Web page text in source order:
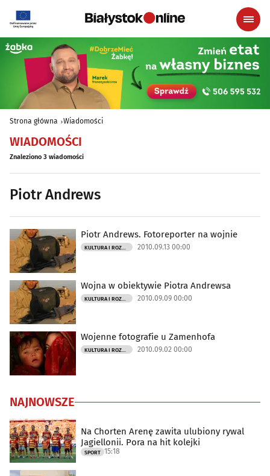
Strona główna Wiadomości
WIADOMOŚCI
Znaleziono 3 wiadomości
Piotr Andrews
Piotr Andrews. Fotoreporter na wojnie
KULTURA I ROZRYWKA 2010.09.13 00:00
Wojna w obiektywie Piotra Andrewsa
KULTURA I ROZRYWKA 2010.09.09 00:00
Wojenne fotografie u Zamenhofa
KULTURA I ROZRYWKA 2010.09.02 00:00
NAJNOWSZE
Na Chorten Arenę zawita ulubiony rywal
Jagiellonii. Pora na hit kolejki
SPORT 15:18